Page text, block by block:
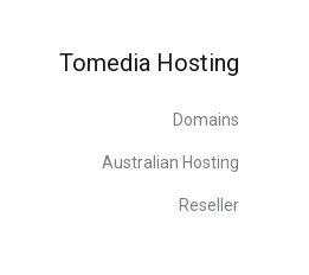
Tomedia Hosting
Domains
Australian Hosting
Reseller